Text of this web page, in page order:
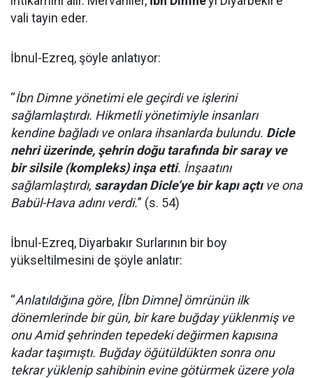
vali tayin eder.
İbnul-Ezreq, şöyle anlatıyor:
“İbn Dimne yönetimi ele geçirdi ve işlerini
sağlamlaştırdı. Hikmetli yönetimiyle insanları
kendine bağladı ve onlara ihsanlarda bulundu. Dicle
nehri üzerinde, şehrin doğu tarafında bir saray ve
bir silsile (kompleks) inşa etti. İnşaatını
sağlamlaştırdı, saraydan Dicle’ye bir kapı açtıve ona
Babül-Hava adını verdi.” (s. 54)
İbnul-Ezreq, Diyarbakır Surlarının bir boy
yükseltilmesini de şöyle anlatır:
“Anlatıldığına göre, [İbn Dimne] ömrünün ilk
dönemlerinde bir gün, bir kare buğday yüklenmiş ve
onu Amid şehrinden tepedeki değirmen kapısına
kadar taşımıştı. Buğday öğütüldükten sonra onu
tekrar yüklenip sahibinin evine götürmek üzere yola